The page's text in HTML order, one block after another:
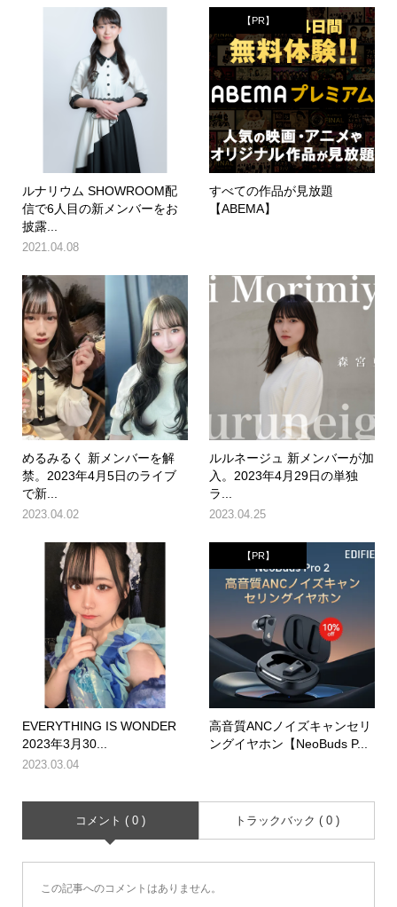
ルナリウム SHOWROOM配
信で6人目の新メンバーをお
披露...
2021.04.08
【PR】
すべての作品が見放題
【ABEMA】
めるみるく 新メンバーを解
禁。2023年4月5日のライブ
で新...
2023.04.02
ルルネージュ 新メンバーが加
入。2023年4月29日の単独
ラ...
2023.04.25
EVERYTHING IS WONDER
2023年3月30...
2023.03.04
【PR】
高音質ANCノイズキャンセリ
ングイヤホン【NeoBuds P...
コメント ( 0 ) トラックバック ( 0 )
この記事へのコメントはありません。